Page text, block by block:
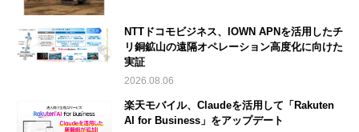
NTTドコモビジネス、IOWN APNを活用したチ
リ銅鉱山の遠隔オペレーション高度化に向けた
実証
2026.08.06
楽天モバイル、Claudeを活用して「Rakuten
AI for Business」をアップデート